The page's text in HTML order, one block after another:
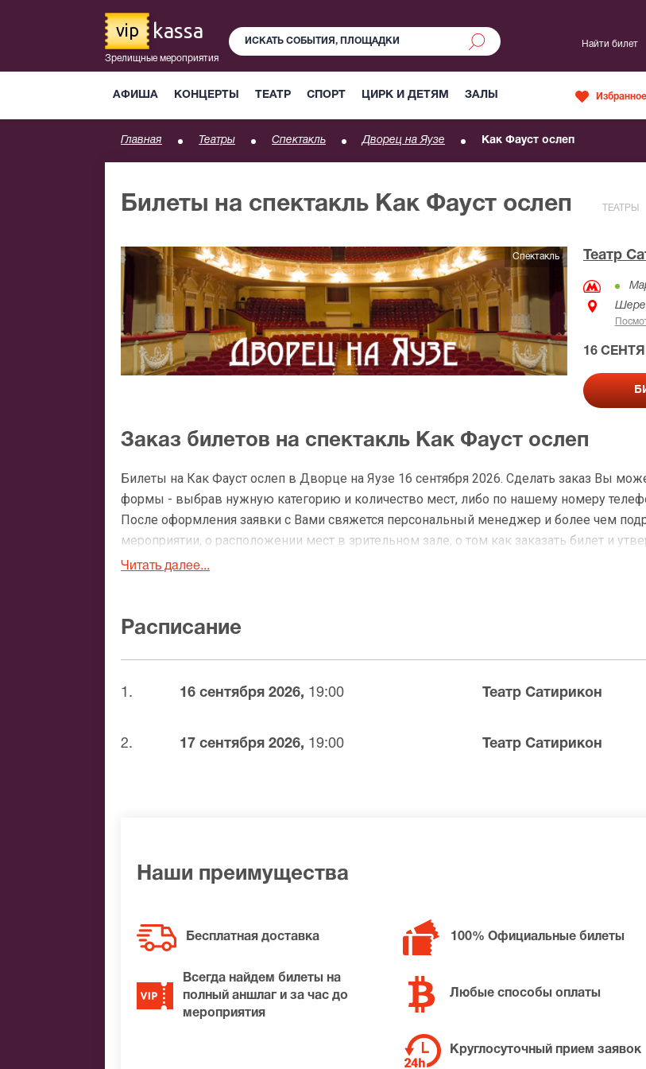
vip kassa
Зрелищные мероприятия
АФИША КОНЦЕРТЫ ТЕАТР СПОРТ ЦИРК И ДЕТЯМ ЗАЛЫ
Найти билет
Главная Театры Спектакль Дворец на Яузе Как Фауст ослеп
Билеты на спектакль Как Фауст ослеп ТЕАТРЫ
Спектакль Театр
16
Заказ билетов на спектакль Как Фауст ослеп
Билеты на Как Фауст ослеп в Дворце на Яузе 16 сентября 2026. Сделать заказ Вы
формы - выбрав нужную категорию и количество мест, либо по нашему номеру
После оформления заявки с Вами свяжется персональный менеджер и более чем
мероприятии, о расположении мест в зрительном зале, о том как заказать билет и
После бронирования билетов, ожидайте доставку по Москве в течение не более 2-х
доставка билетов осуществляется в пределах МКАД возле метро или в пешей
Вы можете с помощью:
Банковской картой
Наличными
не удалось найти нужные билеты на Как Фауст ослеп, позвоните нам в call-центр и мы
Читать далее...
Расписание
1. 16 сентября 2026, 19:00 Театр Сатирикон
2. 17 сентября 2026, 19:00 Театр Сатирикон
Наши преимущества
Бесплатная доставка 100% Официальные билеты
Всегда найдем билеты на
полный аншлаг и за час до
мероприятия
Любые способы оплаты
Круглосуточный прием заявок